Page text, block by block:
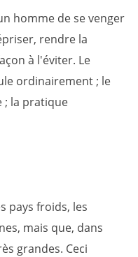
homme de se venger
rendre la
à l'éviter. Le
ordinairement ; le
; la pratique
pays froids, les
mais que, dans
grandes. Ceci